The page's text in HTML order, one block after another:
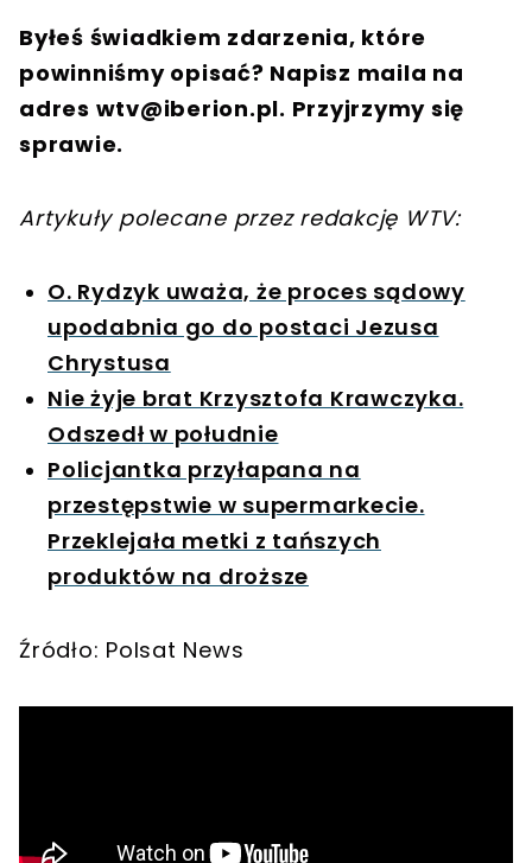
Byłeś świadkiem zdarzenia, które
powinniśmy opisać? Napisz maila na
adres wtv@iberion.pl. Przyjrzymy się
sprawie.
Artykuły polecane przez redakcję WTV:
O. Rydzyk uważa, że proces sądowy
upodabnia go do postaci Jezusa
Chrystusa
Nie żyje brat Krzysztofa Krawczyka.
Odszedł w południe
Policjantka przyłapana na
przestępstwie w supermarkecie.
Przeklejała metki z tańszych
produktów na droższe
Źródło: Polsat News